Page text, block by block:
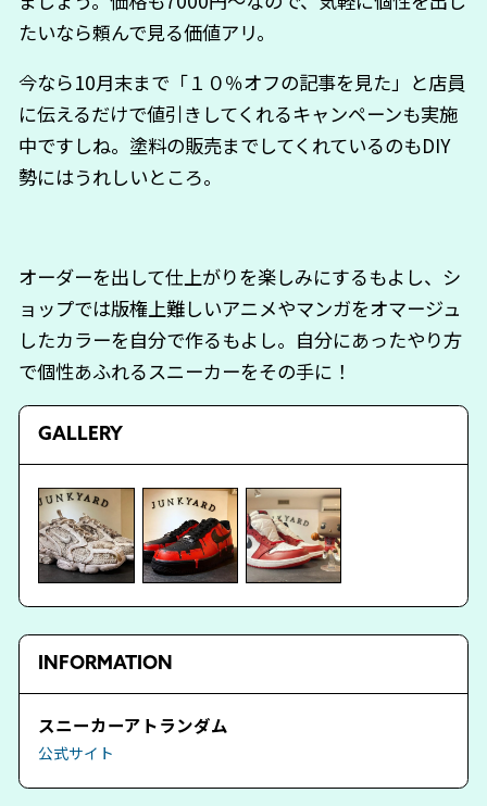
たいなら頼んで見る価値アリ。
今なら10月末まで「１０％オフの記事を見た」と店員
に伝えるだけで値引きしてくれるキャンペーンも実施
中ですしね。塗料の販売までしてくれているのもDIY
勢にはうれしいところ。
オーダーを出して仕上がりを楽しみにするもよし、シ
ョップでは版権上難しいアニメやマンガをオマージュ
したカラーを自分で作るもよし。自分にあったやり方
で個性あふれるスニーカーをその手に！
GALLERY
INFORMATION
スニーカーアトランダム
公式サイト